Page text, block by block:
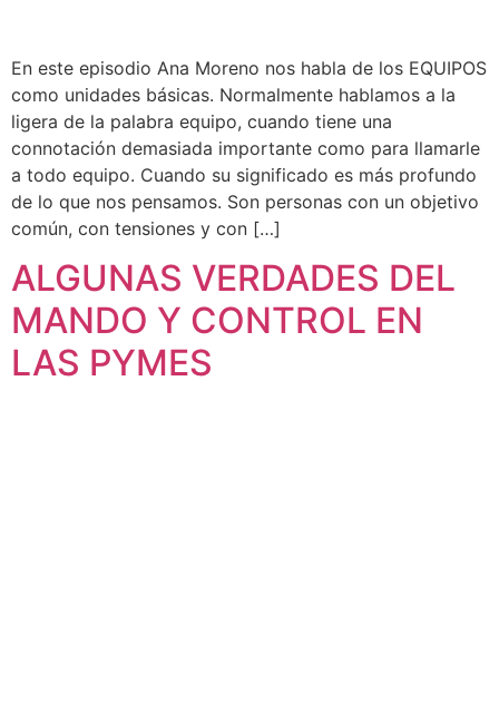
En este episodio Ana Moreno nos habla de los EQUIPOS
como unidades básicas. Normalmente hablamos a la
ligera de la palabra equipo, cuando tiene una
connotación demasiada importante como para llamarle
a todo equipo. Cuando su significado es más profundo
de lo que nos pensamos. Son personas con un objetivo
común, con tensiones y con […]
ALGUNAS VERDADES DEL
MANDO Y CONTROL EN
LAS PYMES